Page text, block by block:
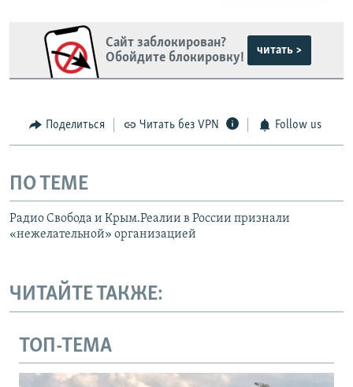
Сайт заблокирован?
Обойдите блокировку!
читать >
Поделиться Читать без VPN Follow us
ПО ТЕМЕ
Радио Свобода и Крым.Реалии в России признали
«нежелательной» организацией
ЧИТАЙТЕ ТАКЖЕ:
ТОП-ТЕМА